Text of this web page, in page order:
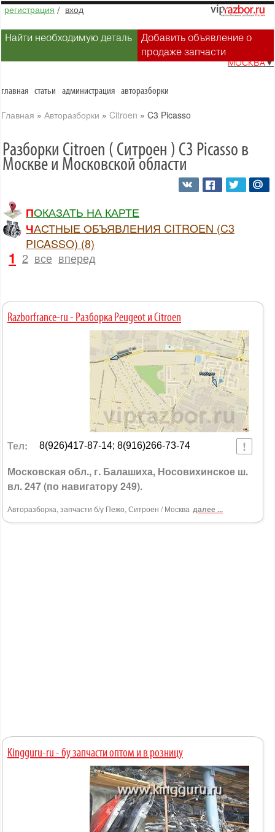
регистрация / вход
Найти необходимую деталь
Добавить объявление о
продаже запчасти
МОСКВА▼
главная статьи администрация авторазборки
Главная » Авторазборки » Citroen » C3 Picasso
Разборки Citroen ( Ситроен ) C3 Picasso в
Москве и Московской области
ПОКАЗАТЬ НА КАРТЕ
ЧАСТНЫЕ ОБЪЯВЛЕНИЯ CITROEN (C3
PICASSO) (8)
1 2 все вперед
Razborfrance-ru - Разборка Peugeot и Citroen
Тел: 8(926)417-87-14; 8(916)266-73-74
Московская обл., г. Балашиха, Носовихинское ш.
вл. 247 (по навигатору 249).
Авторазборка, запчасти б/у Пежо, Ситроен / Москва далее ...
Kingguru-ru - бу запчасти оптом и в розницу